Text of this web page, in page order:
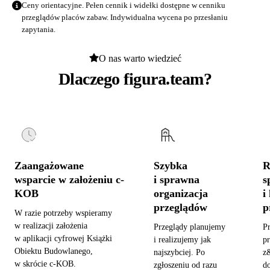
Ceny orientacyjne. Pełen cennik i widełki dostępne wcenniku
przeglądów placów zabaw. Indywidualna wycena po przesłaniu
zapytania.
O nas warto wiedzieć
Dlaczego figura.team?
Zaangażowane
wsparcie w założeniu c-
KOB
W razie potrzeby wspieramy
w realizacji założenia
w aplikacji cyfrowej Książki
Obiektu Budowlanego,
w skrócie c-KOB.
Szybka
i sprawna
organizacja
przeglądów
Przeglądy planujemy
i realizujemy jak
najszybciej. Po
zgłoszeniu od razu
i